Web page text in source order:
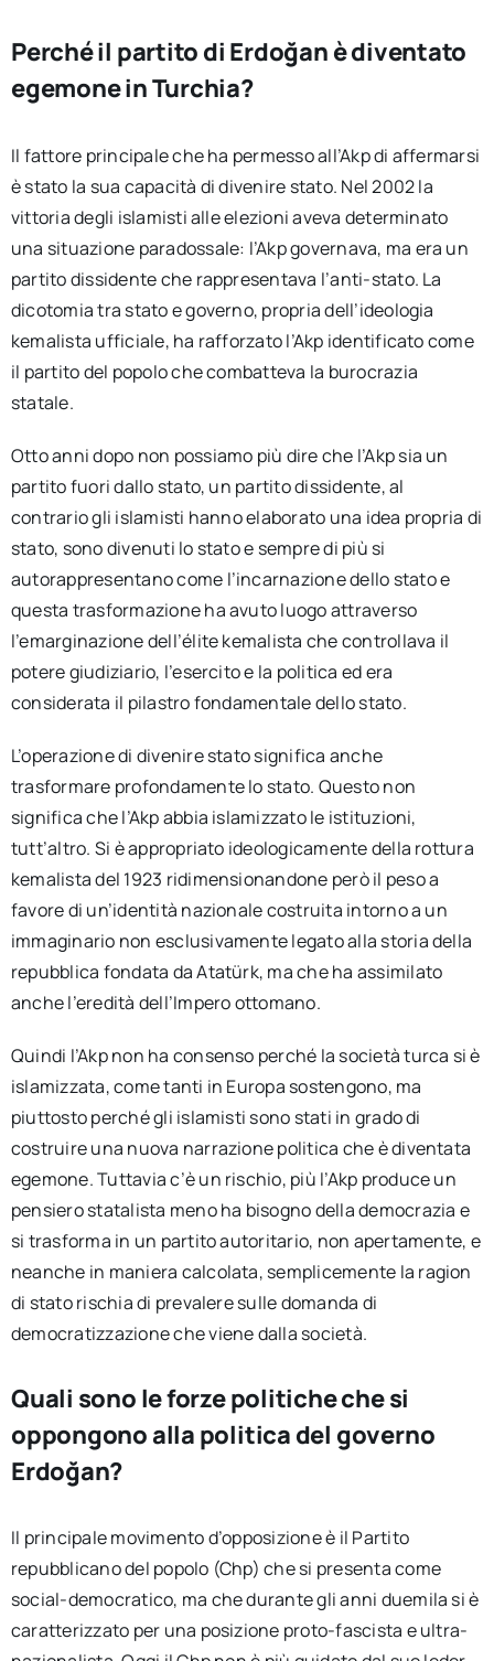
Perché il partito di Erdoğan è diventato
egemone in Turchia?
Il fattore principale che ha permesso all’Akp di affermarsi
è stato la sua capacità di divenire stato. Nel 2002 la
vittoria degli islamisti alle elezioni aveva determinato
una situazione paradossale: l’Akp governava, ma era un
partito dissidente che rappresentava l’anti-stato. La
dicotomia tra stato e governo, propria dell’ideologia
kemalista ufficiale, ha rafforzato l’Akp identificato come
il partito del popolo che combatteva la burocrazia
statale.
Otto anni dopo non possiamo più dire che l’Akp sia un
partito fuori dallo stato, un partito dissidente, al
contrario gli islamisti hanno elaborato una idea propria di
stato, sono divenuti lo stato e sempre di più si
autorappresentano come l’incarnazione dello stato e
questa trasformazione ha avuto luogo attraverso
l’emarginazione dell’élite kemalista che controllava il
potere giudiziario, l’esercito e la politica ed era
considerata il pilastro fondamentale dello stato.
L’operazione di divenire stato significa anche
trasformare profondamente lo stato. Questo non
significa che l’Akp abbia islamizzato le istituzioni,
tutt’altro. Si è appropriato ideologicamente della rottura
kemalista del 1923 ridimensionandone però il peso a
favore di un’identità nazionale costruita intorno a un
immaginario non esclusivamente legato alla storia della
repubblica fondata da Atatürk, ma che ha assimilato
anche l’eredità dell’Impero ottomano.
Quindi l’Akp non ha consenso perché la società turca si è
islamizzata, come tanti in Europa sostengono, ma
piuttosto perché gli islamisti sono stati in grado di
costruire una nuova narrazione politica che è diventata
egemone. Tuttavia c’è un rischio, più l’Akp produce un
pensiero statalista meno ha bisogno della democrazia e
si trasforma in un partito autoritario, non apertamente, e
neanche in maniera calcolata, semplicemente la ragion
di stato rischia di prevalere sulle domanda di
democratizzazione che viene dalla società.
Quali sono le forze politiche che si
oppongono alla politica del governo
Erdoğan?
Il principale movimento d’opposizione è il Partito
repubblicano del popolo (Chp) che si presenta come
social-democratico, ma che durante gli anni duemila si è
caratterizzato per una posizione proto-fascista e ultra-